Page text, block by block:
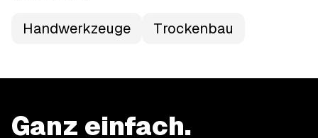
Handwerkzeuge Trockenbau
Ganz einfach.